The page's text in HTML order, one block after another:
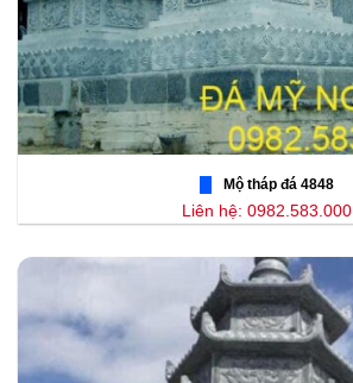
Mộ tháp đá 4848
Liên hệ: 0982.583.000